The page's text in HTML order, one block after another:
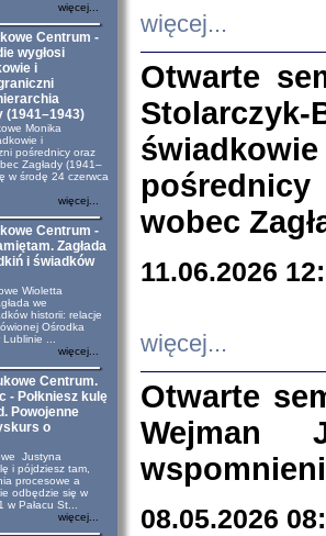
więcej...
Centrum -
wygłosi
i
(1941–1943)
Monika
i
pośrednicy oraz
Zagłady (1941–
w środę 24 czerwca
więcej...
Centrum -
Zagłada
i świadków
Wioletta
we
historii: relacje
Ośrodka
...
więcej...
Centrum.
- Połkniesz kulę
Powojenne
o
Justyna
i pójdziesz tam,
procesowe a
odbędzie się w
Pałacu St...
więcej...
więcej...
Otwarte
wobec
11.06.2026
więcej...
Otwarte
Wejman
08.05.2026